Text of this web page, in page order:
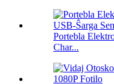
Portebla
Char...